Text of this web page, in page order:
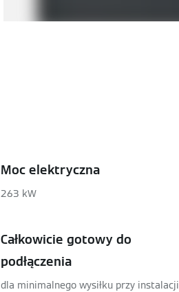
Moc elektryczna
263 kW
Całkowicie gotowy do
podłączenia
dla minimalnego wysiłku przy instalacji